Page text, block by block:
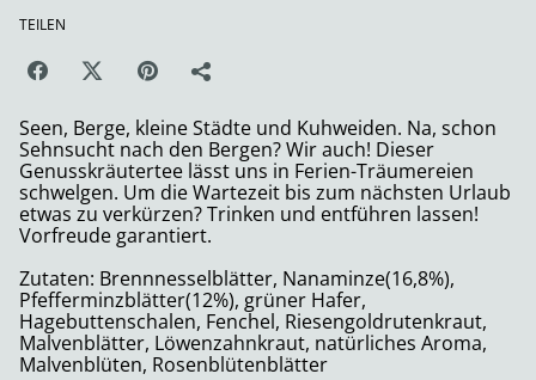
TEILEN
Seen, Berge, kleine Städte und Kuhweiden. Na, schon
Sehnsucht nach den Bergen? Wir auch! Dieser
Genusskräutertee lässt uns in Ferien-Träumereien
schwelgen. Um die Wartezeit bis zum nächsten Urlaub
etwas zu verkürzen? Trinken und entführen lassen!
Vorfreude garantiert.
Zutaten: Brennnesselblätter, Nanaminze(16,8%),
Pfefferminzblätter(12%), grüner Hafer,
Hagebuttenschalen, Fenchel, Riesengoldrutenkraut,
Malvenblätter, Löwenzahnkraut, natürliches Aroma,
Malvenblüten, Rosenblütenblätter